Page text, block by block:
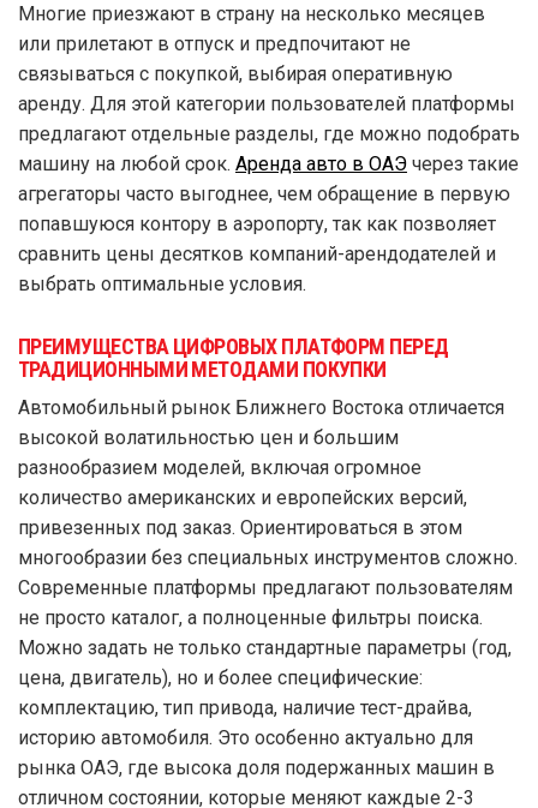
Многие приезжают в страну на несколько месяцев
или прилетают в отпуск и предпочитают не
связываться с покупкой, выбирая оперативную
аренду. Для этой категории пользователей платформы
предлагают отдельные разделы, где можно подобрать
машину на любой срок. Аренда авто в ОАЭ через такие
агрегаторы часто выгоднее, чем обращение в первую
попавшуюся контору в аэропорту, так как позволяет
сравнить цены десятков компаний-арендодателей и
выбрать оптимальные условия.
ПРЕИМУЩЕСТВА ЦИФРОВЫХ ПЛАТФОРМ ПЕРЕД
ТРАДИЦИОННЫМИ МЕТОДАМИ ПОКУПКИ
Автомобильный рынок Ближнего Востока отличается
высокой волатильностью цен и большим
разнообразием моделей, включая огромное
количество американских и европейских версий,
привезенных под заказ. Ориентироваться в этом
многообразии без специальных инструментов сложно.
Современные платформы предлагают пользователям
не просто каталог, а полноценные фильтры поиска.
Можно задать не только стандартные параметры (год,
цена, двигатель), но и более специфические:
комплектацию, тип привода, наличие тест-драйва,
историю автомобиля. Это особенно актуально для
рынка ОАЭ, где высока доля подержанных машин в
отличном состоянии, которые меняют каждые 2-3